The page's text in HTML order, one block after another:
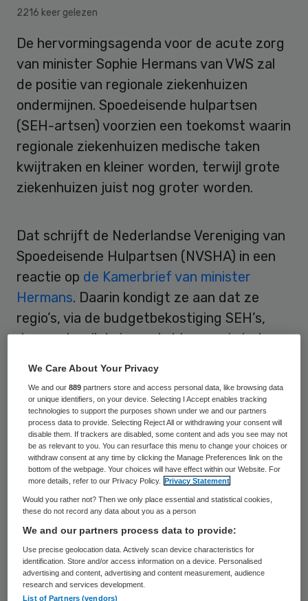
2216 keer gelezen
De hervormingsagenda voor de acute zorg
van minister Sophie Hermans van VWS zal
de positie van regionale ziekenhuizen
ondermijnen. Spoedeisende hulpartsen
(SEH-artsen) voorzien een toekomst waarin
regionale ziekenhuizen medische taken
kwijtraken en kleiner worden, terwijl grote
ziekenhuizen juist nog groter worden.
Dat schrijft de Nederlandse Vereniging van
Spoedeisende Hulpartsen (NVSHA) in een
reactie op de Kamerbrief van minister
Hermans. Daarin kondigt ze aan dat ze
regio’s, via de budgetbekostiging SEH’s,
desnoods wil dwingen tot keuzes in het
voor hun rol in de organisatie van de lokale
acute zorg. Daarbij opent ze ook de deur
naar tussenvormen van acute zorg, zoals
spoedpleinen, een ‘SEH-light’ of een
opgewaardeerde huisartsenpost ‘HAP+’.
Regionale ziekenhuizen
verzwakken
Deze koers gaat ten koste van regionale
We Care About Your Privacy
We and our889 partners store and access personal data, like browsing data
or unique identifiers, on your device. Selecting I Accept enables tracking
technologies to support the purposes shown under we and our partners
process data to provide. Selecting Reject All or withdrawing your consent will
disable them. If trackers are disabled, some content and ads you see may not
be as relevant to you. You can resurface this menu to change your choices or
withdraw consent at any time by clicking the Manage Preferences link on the
bottom of the webpage. Your choices will have effect within our Website. For
more details, refer to our Privacy Policy.
Privacy Statement
Would you rather not? Then we only place essential and statistical cookies,
these do not record any data about you as a person
We and our partners process data to provide:
Use precise geolocation data. Actively scan device characteristics for
identification. Store and/or access information on a device. Personalised
advertising and content, advertising and content measurement, audience
research and services development.
List of Partners (vendors)